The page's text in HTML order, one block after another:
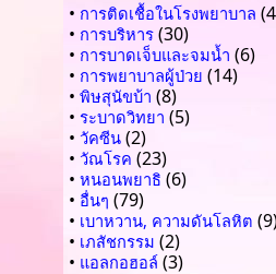
• การติดเชื้อในโรงพยาบาล
• การบริหาร (30)
• การบาดเจ็บและจมน้ำ (6)
• การพยาบาลผู้ป่วย (14)
• พิษสุนัขบ้า (8)
• ระบาดวิทยา (5)
• วัคซีน (2)
• วัณโรค (23)
• หนอนพยาธิ (6)
• อื่นๆ (79)
• เบาหวาน, ความดันโลหิต
• เภสัชกรรม (2)
• แอลกอฮอล์ (3)